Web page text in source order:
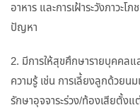
อาหาร และการเฝ้าระวังภาวะ
ปัญหา
2. มีการให้สุขศึกษารายบุคคลแ
ความรู้ เช่น การเลี้ยงลูกด้วยน
รักษาอุจจาระร่วง/ท้องเสียตั้งแ